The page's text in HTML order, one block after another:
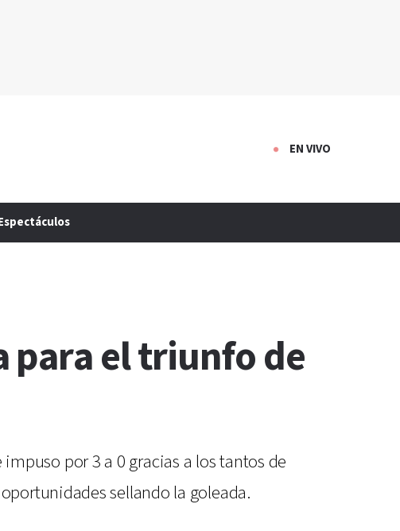
EN VIVO
para el triunfo de
por 3 a 0 gracias a los tantos de
sellando la goleada.